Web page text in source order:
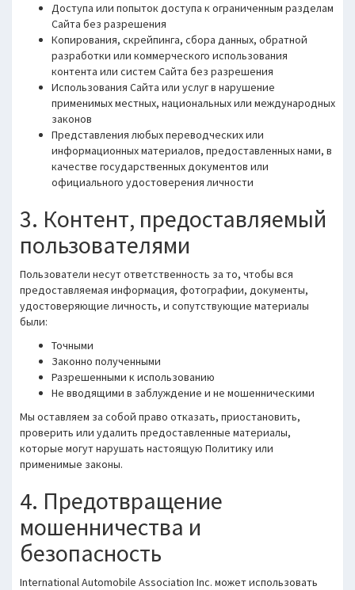
Доступа или попыток доступа к ограниченным разделам
Сайта без разрешения
Копирования, скрейпинга, сбора данных, обратной
разработки или коммерческого использования
контента или систем Сайта без разрешения
Использования Сайта или услуг в нарушение
применимых местных, национальных или международных
законов
Представления любых переводческих или
информационных материалов, предоставленных нами, в
качестве государственных документов или
официального удостоверения личности
3. Контент, предоставляемый
пользователями
Пользователи несут ответственность за то, чтобы вся
предоставляемая информация, фотографии, документы,
удостоверяющие личность, и сопутствующие материалы
были:
Точными
Законно полученными
Разрешенными к использованию
Не вводящими в заблуждение и не мошенническими
Мы оставляем за собой право отказать, приостановить,
проверить или удалить предоставленные материалы,
которые могут нарушать настоящую Политику или
применимые законы.
4. Предотвращение
мошенничества и
безопасность
International Automobile Association Inc. может использовать